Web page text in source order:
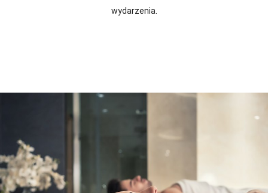
wydarzenia.